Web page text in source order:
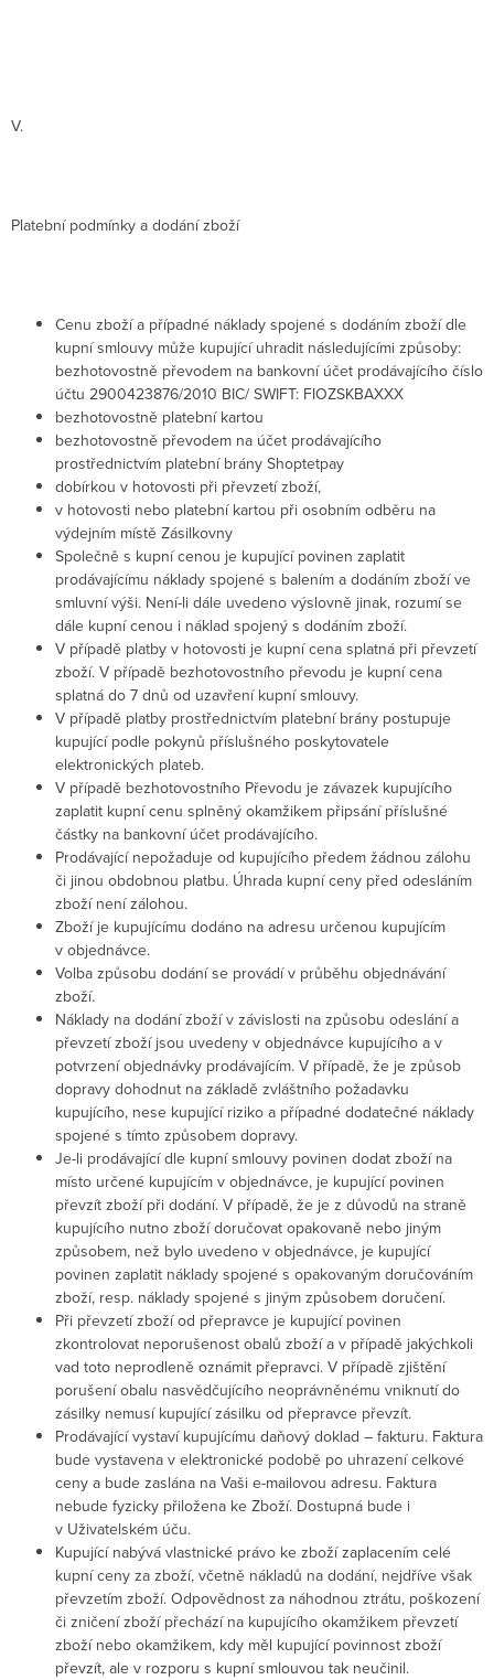
V.
Platební podmínky a dodání zboží
Cenu zboží a případné náklady spojené s dodáním zboží dle
kupní smlouvy může kupující uhradit následujícími způsoby:
bezhotovostně převodem na bankovní účet prodávajícího číslo
účtu 2900423876/2010 BIC/ SWIFT: FIOZSKBAXXX
bezhotovostně platební kartou
bezhotovostně převodem na účet prodávajícího
prostřednictvím platební brány Shoptetpay
dobírkou v hotovosti při převzetí zboží,
v hotovosti nebo platební kartou při osobním odběru na
výdejním místě Zásilkovny
Společně s kupní cenou je kupující povinen zaplatit
prodávajícímu náklady spojené s balením a dodáním zboží ve
smluvní výši. Není-li dále uvedeno výslovně jinak, rozumí se
dále kupní cenou i náklad spojený s dodáním zboží.
V případě platby v hotovosti je kupní cena splatná při převzetí
zboží. V případě bezhotovostního převodu je kupní cena
splatná do 7 dnů od uzavření kupní smlouvy.
V případě platby prostřednictvím platební brány postupuje
kupující podle pokynů příslušného poskytovatele
elektronických plateb.
V případě bezhotovostního Převodu je závazek kupujícího
zaplatit kupní cenu splněný okamžikem připsání příslušné
částky na bankovní účet prodávajícího.
Prodávající nepožaduje od kupujícího předem žádnou zálohu
či jinou obdobnou platbu. Úhrada kupní ceny před odesláním
zboží není zálohou.
Zboží je kupujícímu dodáno na adresu určenou kupujícím
v objednávce.
Volba způsobu dodání se provádí v průběhu objednávání
zboží.
Náklady na dodání zboží v závislosti na způsobu odeslání a
převzetí zboží jsou uvedeny v objednávce kupujícího a v
potvrzení objednávky prodávajícím. V případě, že je způsob
dopravy dohodnut na základě zvláštního požadavku
kupujícího, nese kupující riziko a případné dodatečné náklady
spojené s tímto způsobem dopravy.
Je-li prodávající dle kupní smlouvy povinen dodat zboží na
místo určené kupujícím v objednávce, je kupující povinen
převzít zboží při dodání. V případě, že je z důvodů na straně
kupujícího nutno zboží doručovat opakovaně nebo jiným
způsobem, než bylo uvedeno v objednávce, je kupující
povinen zaplatit náklady spojené s opakovaným doručováním
zboží, resp. náklady spojené s jiným způsobem doručení.
Při převzetí zboží od přepravce je kupující povinen
zkontrolovat neporušenost obalů zboží a v případě jakýchkoli
vad toto neprodleně oznámit přepravci. V případě zjištění
porušení obalu nasvědčujícího neoprávněnému vniknutí do
zásilky nemusí kupující zásilku od přepravce převzít.
Prodávající vystaví kupujícímu daňový doklad – fakturu. Faktura
bude vystavena v elektronické podobě po uhrazení celkové
ceny a bude zaslána na Vaši e-mailovou adresu. Faktura
nebude fyzicky přiložena ke Zboží. Dostupná bude i
v Uživatelském úču.
Kupující nabývá vlastnické právo ke zboží zaplacením celé
kupní ceny za zboží, včetně nákladů na dodání, nejdříve však
převzetím zboží. Odpovědnost za náhodnou ztrátu, poškození
či zničení zboží přechází na kupujícího okamžikem převzetí
zboží nebo okamžikem, kdy měl kupující povinnost zboží
převzít, ale v rozporu s kupní smlouvou tak neučinil.